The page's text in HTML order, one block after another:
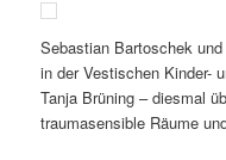
Sebastian Bartoschek
in der Vestischen Kinder-
Tanja Brüning – diesmal
traumasensible Räume